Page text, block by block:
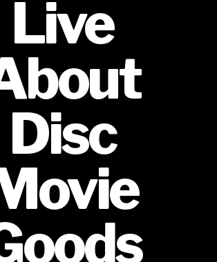
Live
Disc